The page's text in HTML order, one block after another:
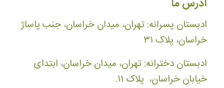
آدرس ما
ادبستان پسرانه: تهران، میدان خراسان، جنب پاساژ
خراسان، پلاک ۳۱
ادبستان دخترانه: تهران، میدان خراسان، ابتدای
خیابان خراسان، پلاک ۱۱.